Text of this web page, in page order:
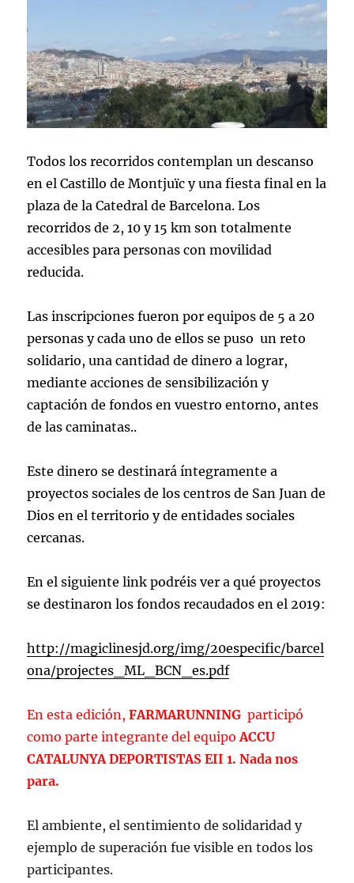
Todos los recorridos contemplan un descanso
en el Castillo de Montjuïc y una fiesta final en la
plaza de la Catedral de Barcelona. Los
recorridos de 2, 10 y 15 km son totalmente
accesibles para personas con movilidad
reducida.
Las inscripciones fueron por equipos de 5 a 20
personas y cada uno de ellos se puso un reto
solidario, una cantidad de dinero a lograr,
mediante acciones de sensibilización y
captación de fondos en vuestro entorno, antes
de las caminatas..
Este dinero se destinará íntegramente a
proyectos sociales de los centros de San Juan de
Dios en el territorio y de entidades sociales
cercanas.
En el siguiente link podréis ver a qué proyectos
se destinaron los fondos recaudados en el 2019:
http://magiclinesjd.org/img/20especific/barcel
ona/projectes_ML_BCN_es.pdf
En esta edición, FARMARUNNINGparticipó
como parte integrante del equipoACCU
CATALUNYA DEPORTISTAS EII 1. Nada nos
para.
El ambiente, el sentimiento de solidaridad y
ejemplo de superación fue visible en todos los
participantes.